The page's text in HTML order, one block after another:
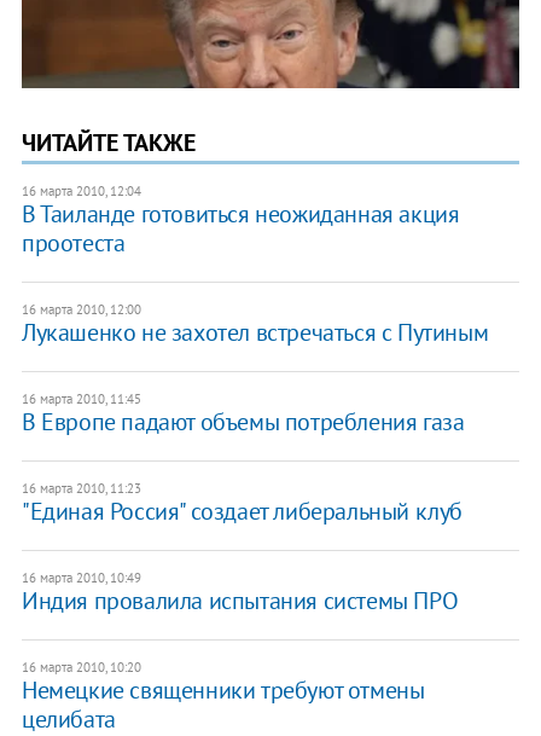
ЧИТАЙТЕ ТАКЖЕ
16 марта 2010, 12:04
В Таиланде готовиться неожиданная акция
проотеста
16 марта 2010, 12:00
Лукашенко не захотел встречаться с Путиным
16 марта 2010, 11:45
В Европе падают объемы потребления газа
16 марта 2010, 11:23
"Единая Россия" создает либеральный клуб
16 марта 2010, 10:49
Индия провалила испытания системы ПРО
16 марта 2010, 10:20
Немецкие священники требуют отмены
целибата